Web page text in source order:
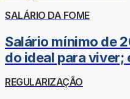
SALÁRIO DA FOME
Salário mínimo de
do ideal para viver;
REGULARIZAÇÃO